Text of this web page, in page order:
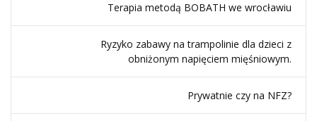
Terapia metodą BOBATH we wrocławiu
Ryzyko zabawy na trampolinie dla dzieci z
obniżonym napięciem mięśniowym.
Prywatnie czy na NFZ?